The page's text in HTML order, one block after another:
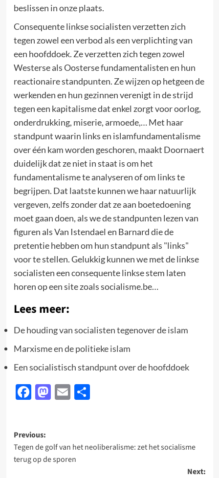
beslissen in onze plaats.
Consequente linkse socialisten verzetten zich
tegen zowel een verbod als een verplichting van
een hoofddoek. Ze verzetten zich tegen zowel
Westerse als Oosterse fundamentalisten en hun
reactionaire standpunten. Ze wijzen op hetgeen de
werkenden en hun gezinnen verenigt in de strijd
tegen een kapitalisme dat enkel zorgt voor oorlog,
onderdrukking, miserie, armoede,… Met haar
standpunt waarin links en islamfundamentalisme
over één kam worden geschoren, maakt Doornaert
duidelijk dat ze niet in staat is om het
fundamentalisme te analyseren of om links te
begrijpen. Dat laatste kunnen we haar natuurlijk
vergeven, zelfs zonder dat ze aan boetedoening
moet gaan doen, als we de standpunten lezen van
figuren als Van Istendael en Barnard die de
pretentie hebben om hun standpunt als "links"
voor te stellen. Gelukkig kunnen we met de linkse
socialisten een consequente linkse stem laten
horen op een site zoals socialisme.be…
Lees meer:
De houding van socialisten tegenover de islam
Marxisme en de politieke islam
Een socialistisch standpunt over de hoofddoek
Facebook
Mastodon
EmailDelen
Post
navigation
Previous:
Tegen de golf van het neoliberalisme: zet het socialisme
terug op de sporen
Next: